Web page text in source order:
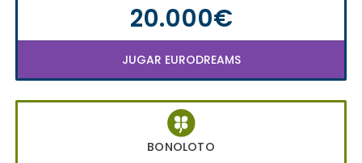
20.000€
JUGAR EURODREAMS
BONOLOTO